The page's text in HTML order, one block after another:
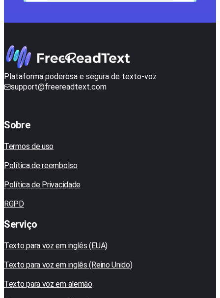
Plataforma poderosa e segura de texto-voz
support@freereadtext.com
Sobre
Termos de uso
Política de reembolso
Política de Privacidade
RGPD
Serviço
Texto para voz em inglês (EUA)
Texto para voz em inglês (Reino Unido)
Texto para voz em alemão